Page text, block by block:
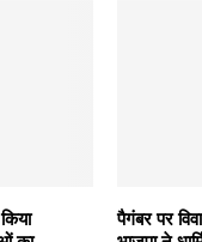
पैगंबर पर